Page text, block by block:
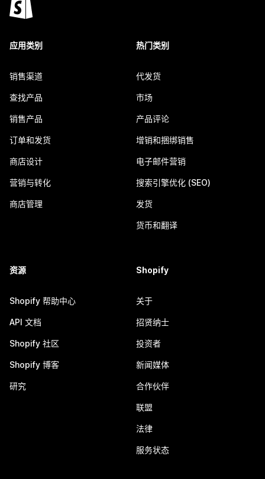
应用类别
销售渠道
查找产品
销售产品
订单和发货
商店设计
营销与转化
商店管理
热门类别
代发货
市场
产品评论
增销和捆绑销售
电子邮件营销
搜索引擎优化 (SEO)
发货
货币和翻译
资源
Shopify 帮助中心
API 文档
Shopify 社区
Shopify 博客
研究
Shopify
关于
招贤纳士
投资者
新闻媒体
合作伙伴
联盟
法律
服务状态